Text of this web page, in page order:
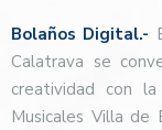
Bolaños Digital.-
Calatrava se
creatividad con
Musicales Villa de